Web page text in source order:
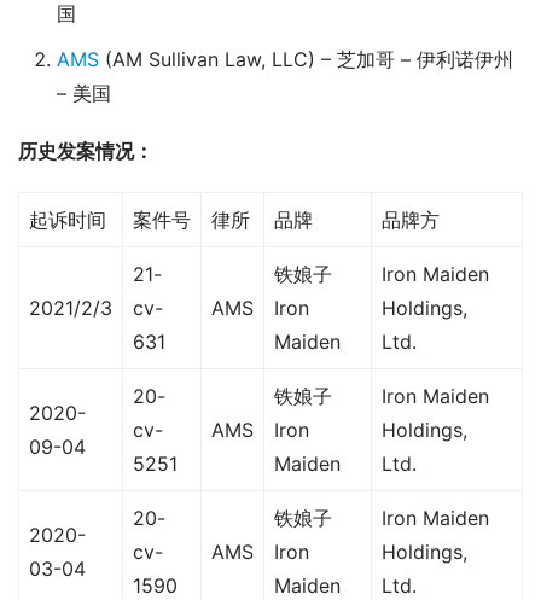
国
AMS (AM Sullivan Law, LLC) – 芝加哥 – 伊利诺伊州
– 美国
历史发案情况：
起诉时间 案件号 律所 品牌 品牌方
2021/2/3
21-
cv-
631
AMS
铁娘子
Iron
Maiden
Iron Maiden
Holdings,
Ltd.
2020-
09-04
20-
cv-
5251
AMS
铁娘子
Iron
Maiden
Iron Maiden
Holdings,
Ltd.
2020-
03-04
20-
cv-
1590
AMS
铁娘子
Iron
Maiden
Iron Maiden
Holdings,
Ltd.